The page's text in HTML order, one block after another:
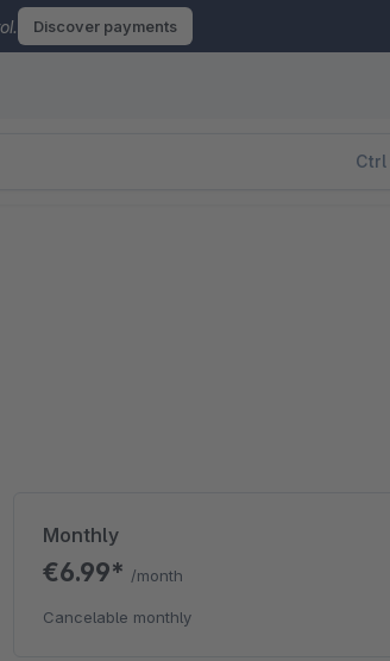
Discover payments
Ctrl
Monthly
€6.99* /month
Cancelable monthly